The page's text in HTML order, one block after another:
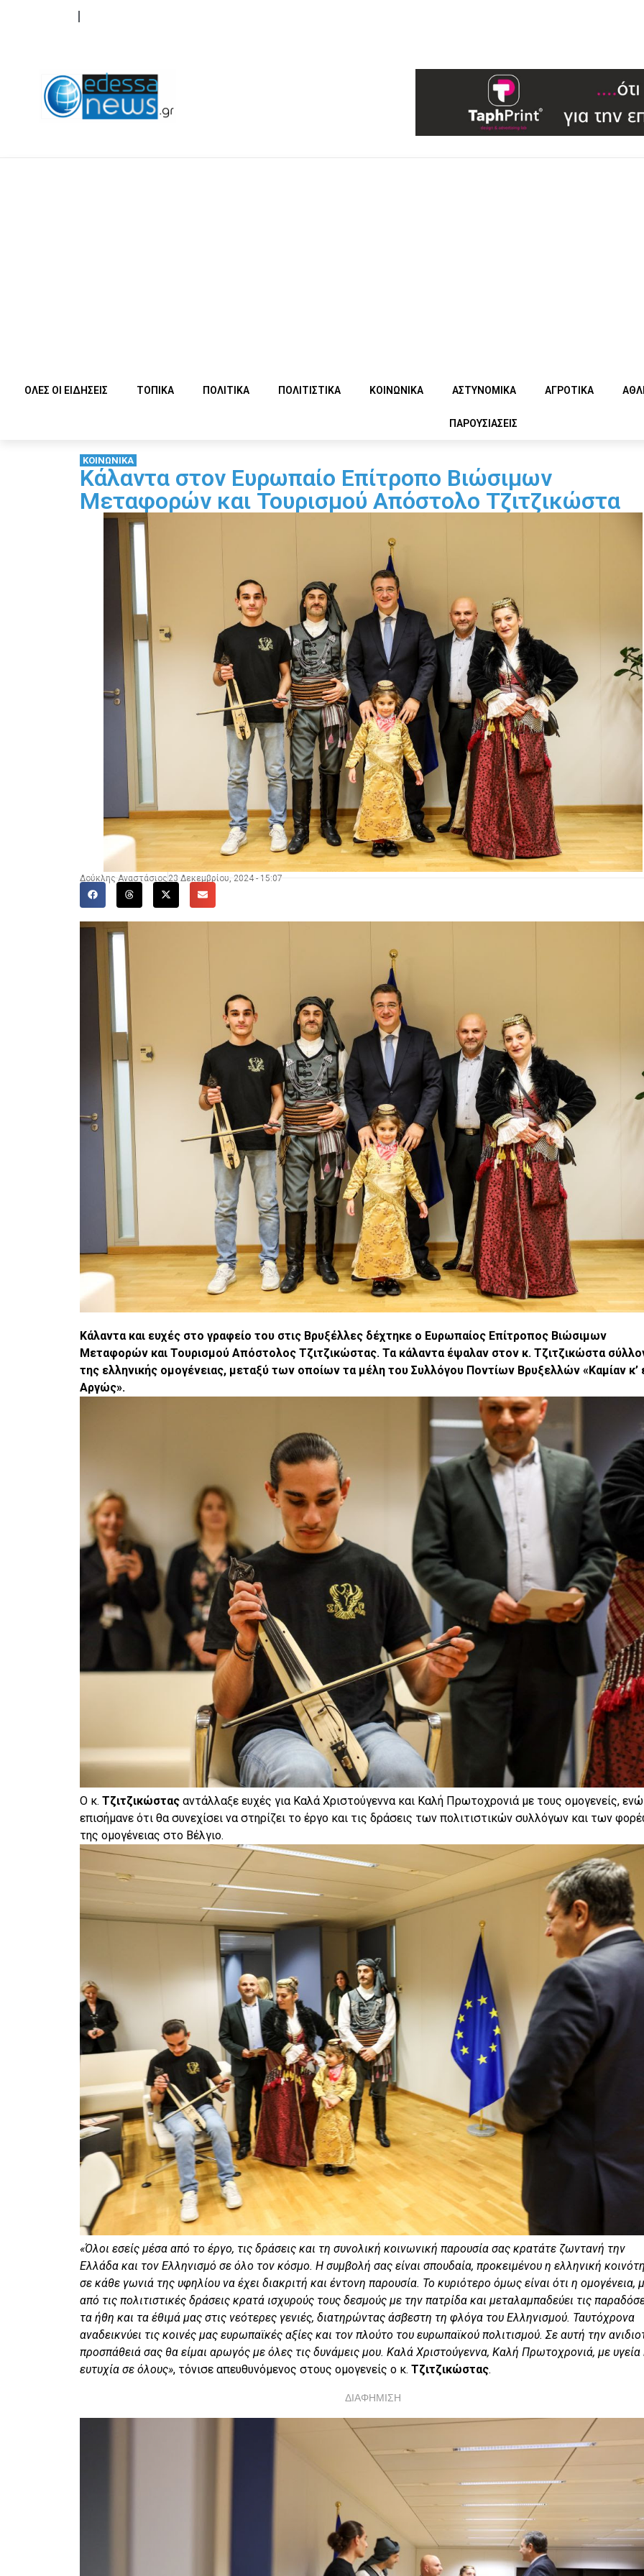
ΟΛΕΣ ΟΙ ΕΙΔΗΣΕΙΣ ΤΟΠΙΚΑ ΠΟΛΙΤΙΚΑ ΠΟΛΙΤΙΣΤΙΚΑ ΚΟΙΝΩΝΙΚΑ ΑΣΤΥΝΟΜΙΚΑ ΑΓΡΟΤΙΚΑ
ΠΑΡΟΥΣΙΑΣΕΙΣ
ΚΟΙΝΩΝΙΚΑ
Κάλαντα στον Ευρωπαίο Επίτροπο Βιώσιμων
Μεταφορών και Τουρισμού Απόστολο Τζιτζικώστα
Δούκλης Αναστάσιος 23 Δεκεμβρίου, 2024 - 15:07
Κάλαντα και ευχές στο γραφείο του στις Βρυξέλλες δέχτηκε ο Ευρωπαίος Επίτροπος Βιώσιμων
Μεταφορών και Τουρισμού Απόστολος Τζιτζικώστας. Τα κάλαντα έψαλαν στον κ. Τζιτζικώστα
της ελληνικής ομογένειας, μεταξύ των οποίων τα μέλη του Συλλόγου Ποντίων Βρυξελλών «Καμίαν κ’
Αργώς».
Ο κ. Τζιτζικώσταςαντάλλαξε ευχές για Καλά Χριστούγεννα και Καλή Πρωτοχρονιά με τους ομογενείς, ενώ
επισήμανε ότι θα συνεχίσει να στηρίζει το έργο και τις δράσεις των πολιτιστικών συλλόγων και των
της ομογένειας στο Βέλγιο.
«Όλοι εσείς μέσα από το έργο, τις δράσεις και τη συνολική κοινωνική παρουσία σας κρατάτε ζωντανή την
Ελλάδα και τον Ελληνισμό σε όλο τον κόσμο. Η συμβολή σας είναι σπουδαία, προκειμένου η ελληνική
σε κάθε γωνιά της υφηλίου να έχει διακριτή και έντονη παρουσία. Το κυριότερο όμως είναι ότι η ομογένεια,
από τις πολιτιστικές δράσεις κρατά ισχυρούς τους δεσμούς με την πατρίδα και μεταλαμπαδεύει τις
τα ήθη και τα έθιμά μας στις νεότερες γενιές, διατηρώντας άσβεστη τη φλόγα του Ελληνισμού. Ταυτόχρονα
αναδεικνύει τις κοινές μας ευρωπαϊκές αξίες και τον πλούτο του ευρωπαϊκού πολιτισμού. Σε αυτή την
προσπάθειά σας θα είμαι αρωγός με όλες τις δυνάμεις μου. Καλά Χριστούγεννα, Καλή Πρωτοχρονιά, με υγεία
ευτυχία σε όλους», τόνισε απευθυνόμενος στους ομογενείς ο κ. Τζιτζικώστας.
ΔΙΑΦΗΜΙΣΗ